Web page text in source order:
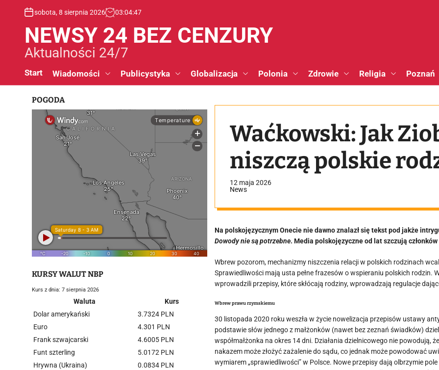
sobota, 8 sierpnia 2026 03:04:48
NEWSY 24 BEZ CENZURY
Aktualności 24/7
Start Wiadomości Publicystyka Globalizacja Polonia Zdrowie Religia Poznań
Waćkowski: Jak
niszczą polskie
12 maja 2026
News
Na polskojęzycznym Onecie nie dawno znalazł się tekst pod jakże
Dowody nie są potrzebne. Media polskojęzyczne od lat szczują
Wbrew pozorom, mechanizmy niszczenia relacji w polskich rodzinach
Sprawiedliwości mają usta pełne frazesów o wspieraniu polskich rodzin.
wprowadzili przepisy, które skłócają rodziny, wprowadzają regulacje
Wbrew prawu rzymskiemu
30 listopada 2020 roku weszła w życie nowelizacja przepisów ustawy
podstawie słów jednego z małżonków (nawet bez zeznań świadków)
współmałżonka na okres 14 dni. Działania dzielnicowego nie
nakazem może złożyć zażalenie do sądu, co jednak może powodować
wymiarem „sprawiedliwości” w Polsce. Nowe przepisy dają olbrzymie
POGODA
KURSY WALUT NBP
Kurs z dnia: 7 sierpnia 2026
Waluta
Kurs
Dolar amerykański
3.7324 PLN
Euro
4.301 PLN
Frank szwajcarski
4.6005 PLN
Funt szterling
5.0172 PLN
Hrywna (Ukraina)
0.0834 PLN